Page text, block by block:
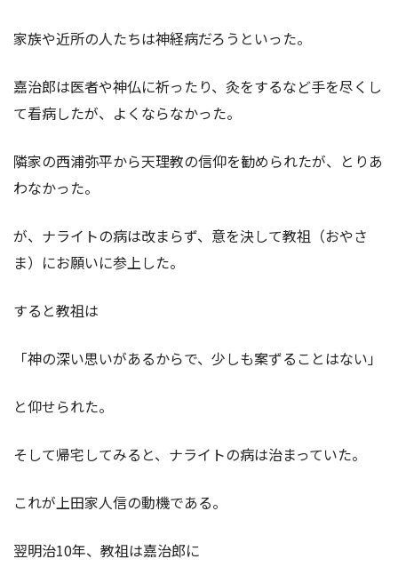
家族や近所の人たちは神経病だろうといった。
嘉治郎は医者や神仏に祈ったり、灸をするなど手を尽くし
て看病したが、よくならなかった。
隣家の西浦弥平から天理教の信仰を勧められたが、とりあ
わなかった。
が、ナライトの病は改まらず、意を決して教祖（おやさ
ま）にお願いに参上した。
すると教祖は
「神の深い思いがあるからで、少しも案ずることはない」
と仰せられた。
そして帰宅してみると、ナライトの病は治まっていた。
これが上田家人信の動機である。
翌明治10年、教祖は嘉治郎に